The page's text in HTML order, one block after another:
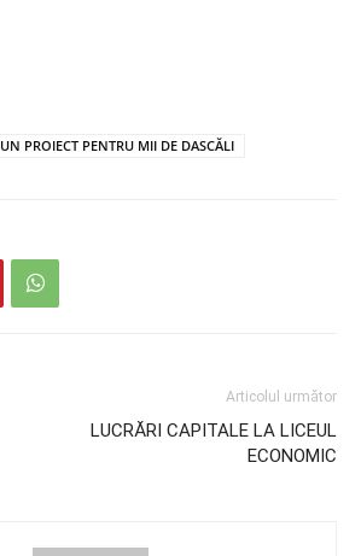
UN PROIECT PENTRU MII DE DASCĂLI
Articolul următor
LUCRĂRI CAPITALE LA LICEUL
ECONOMIC